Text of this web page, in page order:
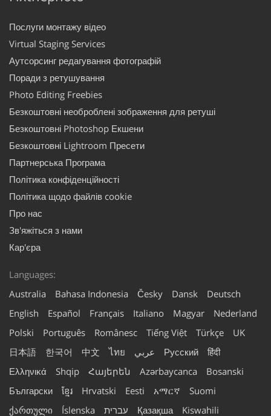
Послуги монтажу відео
Virtual Staging Services
Аутсорсинг редагування фотографій
Поради з ретушування
Photo Editing Freebies
Безкоштовні необроблені зображення для ретуші
Безкоштовні Photoshop Екшени
Безкоштовні Lightroom Пресети
Партнерська Програма
Політика конфіденційності
Політика щодо файлів cookie
Про нас
Зв'яжіться з нами
Кар'єра
Languages:
Australia
Bahasa Indonesia Česky Dansk
Deutsch
English
Español Français Italiano Magyar
Nederland
Polski
Português Românesc Tiếng Việt Türkçe
UK
日本語
한국어 中文 ไทย عربي Русский
हिंदी
Ελληνικά
Shqip Հայերեն Azərbaycanca
Bosanski
Български
ខ្មែរ Hrvatski Eesti አማርኛ
Suomi
ქართული
Íslenska עברית Қазақша Kiswahili